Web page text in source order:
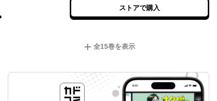
ストアで購入
全15巻を表示